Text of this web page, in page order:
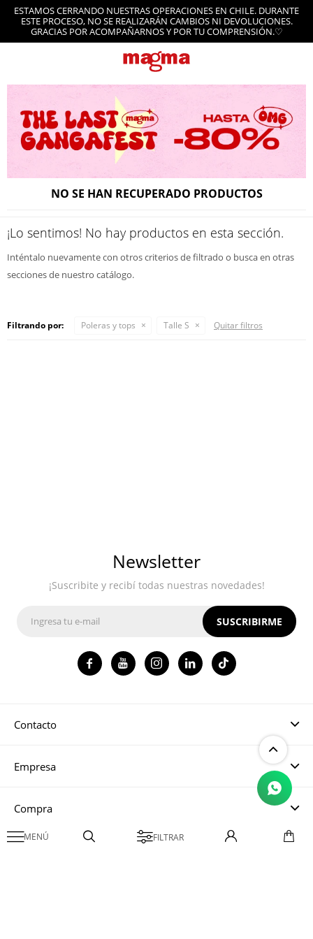
ESTAMOS CERRANDO NUESTRAS OPERACIONES EN CHILE. DURANTE
ESTE PROCESO, NO SE REALIZARÁN CAMBIOS NI DEVOLUCIONES.
GRACIAS POR ACOMPAÑARNOS Y POR TU COMPRENSIÓN.♡

NO SE HAN RECUPERADO PRODUCTOS
¡Lo sentimos! No hay productos en esta sección.
Inténtalo nuevamente con otros criterios de filtrado o busca en otras
secciones de nuestro catálogo.
Filtrando por: Poleras y tops Talle S Quitar filtros
Contacto
Empresa
Compra
Newsletter
¡Suscribite y recibí todas nuestras novedades!
SUSCRIBIRME
   